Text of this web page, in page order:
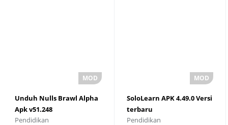
Unduh Nulls Brawl Alpha
Apk v51.248
Pendidikan
SoloLearn APK 4.49.0 Versi
terbaru
Pendidikan